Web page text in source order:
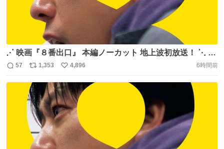
⋰ 映画『８番出口』 本編ノーカット 地上波初放送！ ⋱ 迷
い込んだ地下通路… "無限ループ"から抜け出せるのか？ 迷
でしまうとは 、、、" コメント全文はこちら👇
https://t.co/FSLziPr9Fv 🗓️28日(金)夜9時 #金曜ロードショ
ー 『８番出口』 https://t.co/DAFIqa8qYu
返
信
57
リ
ポ
ス
ト
数
1,353
い
い
ね
数
4,896 6時間前